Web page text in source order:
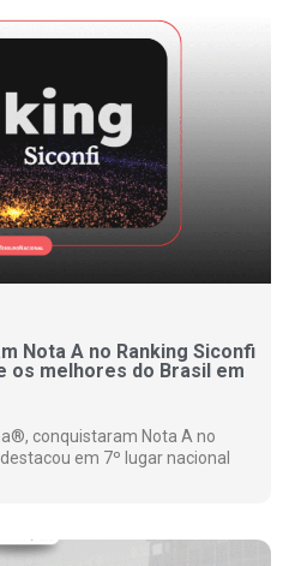
Nota A no Ranking Siconfi
os melhores do Brasil em
conquistaram Nota A no
em 7º lugar nacional